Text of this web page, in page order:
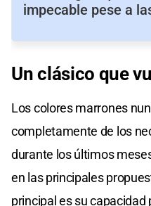
impecable pese a
Un clásico que
Los colores marrones
completamente de los
durante los últimos
en las principales
principal es su capacidad